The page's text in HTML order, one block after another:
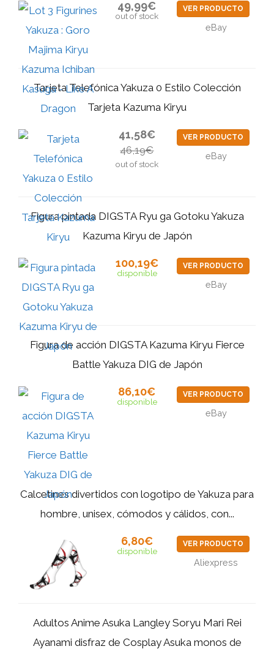
49,99€
out of stock
VER PRODUCTO
eBay
Tarjeta Telefónica Yakuza 0 Estilo Colección
Tarjeta Kazuma Kiryu
41,58€
46,19€
out of stock
VER PRODUCTO
eBay
Figura pintada DIGSTA Ryu ga Gotoku Yakuza
Kazuma Kiryu de Japón
100,19€
disponible
VER PRODUCTO
eBay
Figura de acción DIGSTA Kazuma Kiryu Fierce
Battle Yakuza DIG de Japón
86,10€
disponible
VER PRODUCTO
eBay
Calcetines divertidos con logotipo de Yakuza para
hombre, unisex, cómodos y cálidos, con...
6,80€
disponible
VER PRODUCTO
Aliexpress
Adultos Anime Asuka Langley Soryu Mari Rei
Ayanami disfraz de Cosplay Asuka monos de